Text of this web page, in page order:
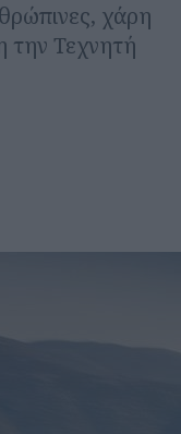
χάρη
την Τεχνητή